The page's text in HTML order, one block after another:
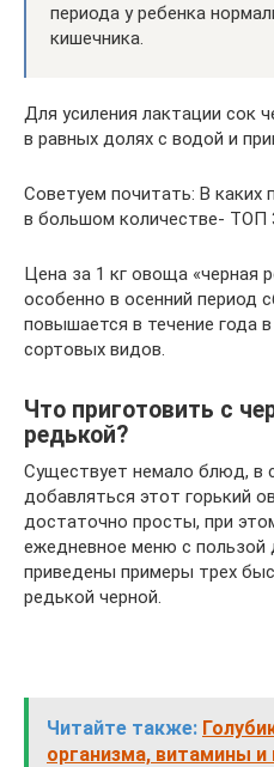
периода у ребенка
кишечника.
Для усиления лактации сок
в равных долях с водой и
Советуем почитать: В каких
в большом количестве- ТОП
Цена за 1 кг овоща «черная
особенно в осенний период
повышается в течение года
сортовых видов.
Что приготовить с
редькой?
Существует немало блюд, в
добавляться этот горький
достаточно просты, при
ежедневное меню с пользой
приведены примеры трех
редькой черной.
Читайте также:
организма, витамины и